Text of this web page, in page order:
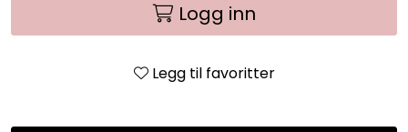
Logg inn
Legg til favoritter